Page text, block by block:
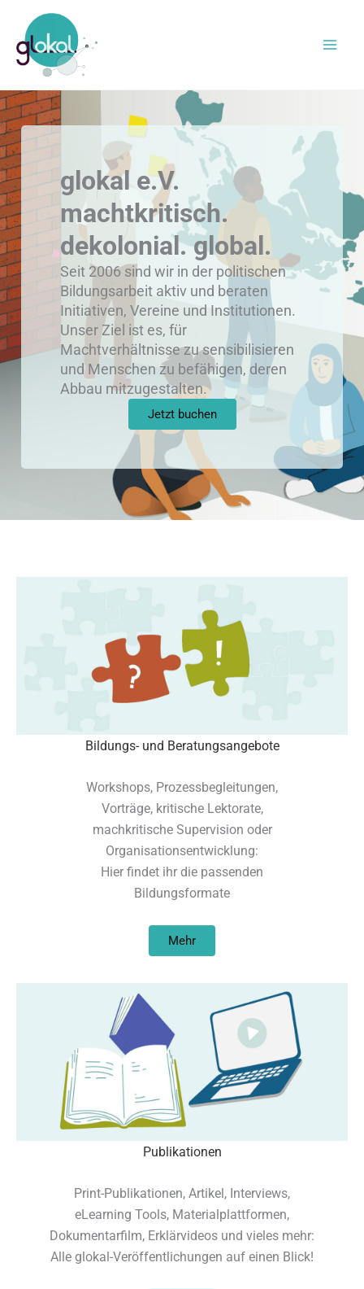
Inhalt
springen
glokal e.V.
machtkritisch.
dekolonial. global.
Seit 2006 sind wir in der politischen
Bildungsarbeit aktiv und beraten
Initiativen, Vereine und Institutionen.
Unser Ziel ist es, für
Machtverhältnisse zu sensibilisieren
und Menschen zu befähigen, deren
Abbau mitzugestalten.
Jetzt buchen
Bildungs- und Beratungsangebote
Workshops, Prozessbegleitungen,
Vorträge, kritische Lektorate,
machkritische Supervision oder
Organisationsentwicklung:
Hier findet ihr die passenden
Bildungsformate
Mehr
Publikationen
Print-Publikationen, Artikel, Interviews,
eLearning Tools, Materialplattformen,
Dokumentarfilm, Erklärvideos und vieles mehr:
Alle glokal-Veröffentlichungen auf einen Blick!